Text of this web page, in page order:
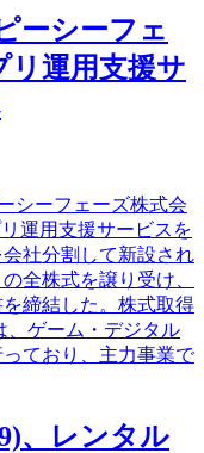
ーシーフェ
リ運用支援サ
シーフェーズ株式会
運用支援サービスを
社分割して新設され
全株式を譲り受け、
締結した。株式取得
、ゲーム・デジタル
ており、主力事業で
、レンタル